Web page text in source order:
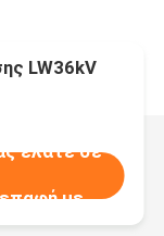
LW36kV
ελάτε σε
με